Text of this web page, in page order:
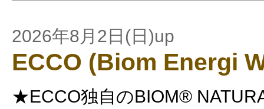
2026年8月2日(日)up
ECCO (Biom Energi
★ECCO独自のBIOM®